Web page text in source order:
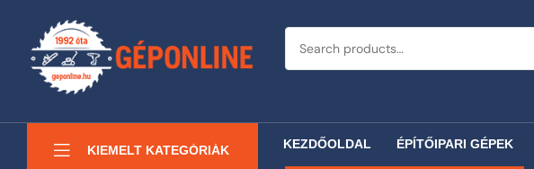
KIEMELT KATEGÓRIÁK KEZDŐOLDAL ÉPÍTŐIPARI GÉPEK